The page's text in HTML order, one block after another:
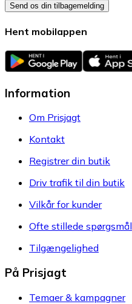
Send os din tilbagemelding
Hent mobilappen
Information
Om Prisjagt
Kontakt
Registrer din butik
Driv trafik til din butik
Vilkår for kunder
Ofte stillede spørgsmål
Tilgængelighed
På Prisjagt
Temaer & kampagner